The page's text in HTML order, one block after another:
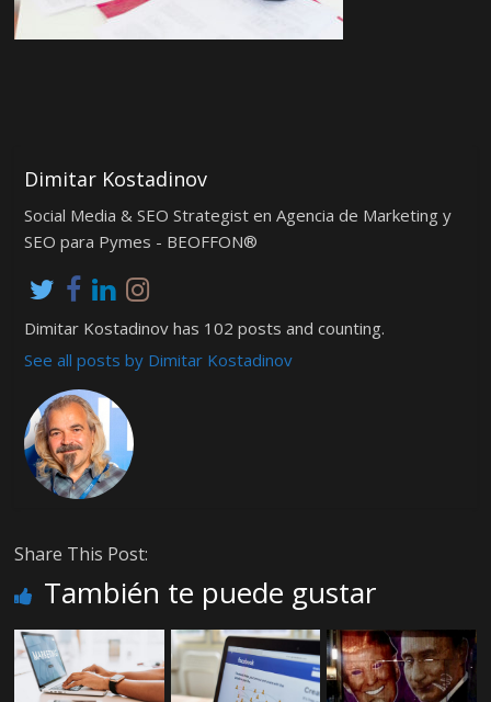
Dimitar Kostadinov
Social Media & SEO Strategist en Agencia de Marketing y
SEO para Pymes - BEOFFON®
Dimitar Kostadinov has 102 posts and counting.
See all posts by Dimitar Kostadinov
Share This Post:
También te puede gustar